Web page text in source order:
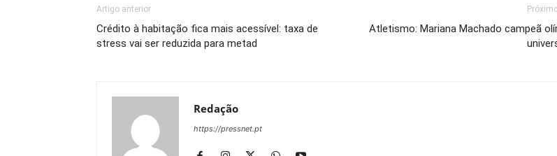
Artigo anterior
Crédito à habitação fica mais acessível: taxa de
stress vai ser reduzida para metad
Atletismo: Mariana Machado campeã
Redação
https://pressnet.pt